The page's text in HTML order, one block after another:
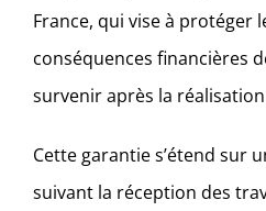
France, qui vise à protéger
conséquences financières
survenir après la
Cette garantie s’étend sur
suivant la réception des